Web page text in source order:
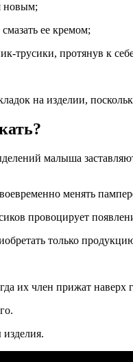
новым;
ее кремом;
трусики, протянув к
на изделии,
малыша
менять
провоцирует
только
их член прижат наверх